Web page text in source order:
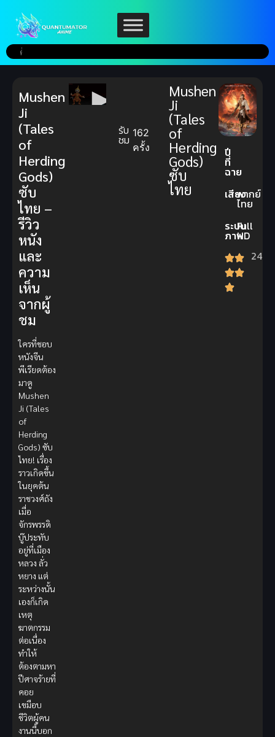
รับ
ชม 162
ครั้ง
Mushen
Ji
(Tales
of
Herding
Gods)
ซับ
ไทย
ปี
ที่
ฉาย
เสียงพากย์
ไทย
ระบบ
ภาพ
Full
HD
24
Mushen
Ji
(Tales
of
Herding
Gods)
ซับ
ไทย –
รีวิว
หนัง
และ
ความ
เห็น
จากผู้
ชม
ใครที่ชอบ
หนังจีน
พีเรียดต้อง
มาดู
Mushen
Ji (Tales
of
Herding
Gods) ซับ
ไทย! เรื่อง
ราวเกิดขึ้น
ในยุคต้น
ราชวงศ์ถัง
เมื่อ
จักรพรรดิ
บู๊ประทับ
อยู่ที่เมือง
หลวง ลั่ว
หยาง แต่
ระหว่างนั้น
เองก็เกิด
เหตุ
ฆาตกรรม
ต่อเนื่อง
ทำให้
ต้องตามหา
ปีศาจร้ายที่
คอย
เขมือบ
ชีวิตผู้คน
งานนี้บอก